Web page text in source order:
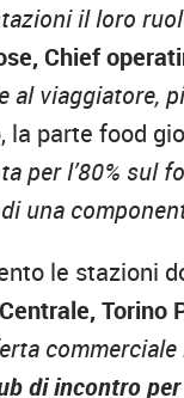
il loro
Chief
al viaggiatore,
la parte food
per l’80% sul
una
le stazioni
Torino
di incontro